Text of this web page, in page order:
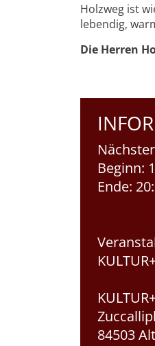
Holzweg ist
lebendig,
Die Herren
Beginn:
Ende:
84503